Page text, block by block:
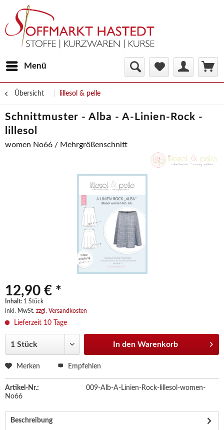
Menü
Übersicht lillesol & pelle
Schnittmuster - Alba - A-Linien-Rock -
lillesol
women No66 / Mehrgrößenschnitt
12,90 € *
Inhalt: 1 Stück
inkl. MwSt. zzgl. Versandkosten
Lieferzeit 10 Tage
In den Warenkorb
Merken Empfehlen
Artikel-Nr.:
009-Alb-A-Linien-Rock-lillesol-women-
No66
Beschreibung